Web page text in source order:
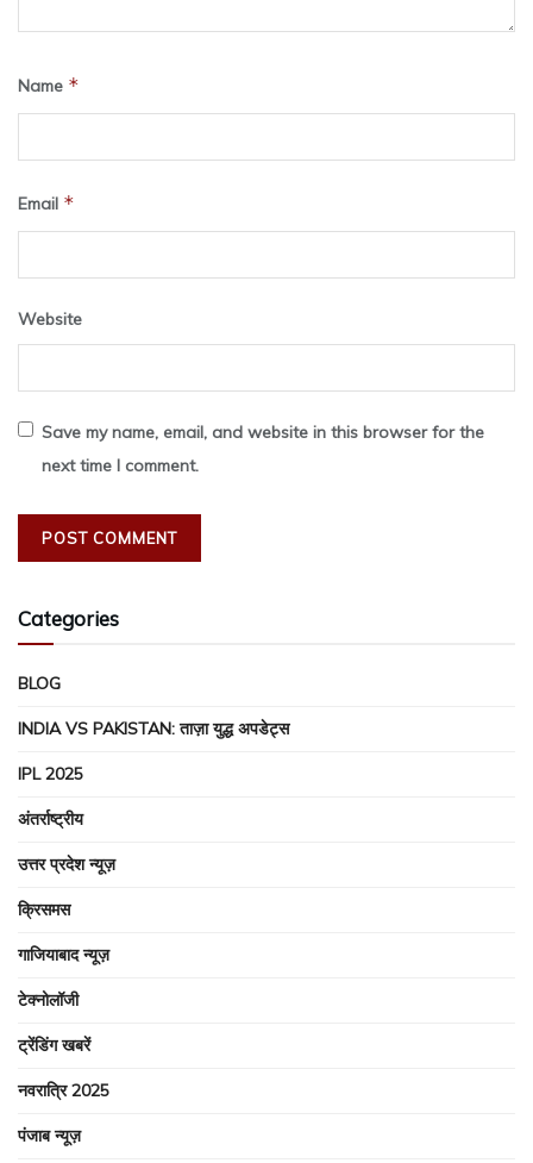
Name *
Email *
Website
Save my name, email, and website in this browser for the
next time I comment.
Categories
BLOG
INDIA VS PAKISTAN: ताज़ा युद्ध अपडेट्स
IPL 2025
अंतर्राष्ट्रीय
उत्तर प्रदेश न्यूज़
क्रिसमस
गाजियाबाद न्यूज़
टेक्नोलॉजी
ट्रेंडिंग खबरें
नवरात्रि 2025
पंजाब न्यूज़